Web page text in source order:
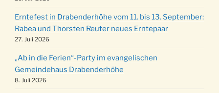
24.12.
Familiengottesdienst mit Krippenspiel im Ev.
Gemeindehaus um 15:00 Uhr
24.12. Familiengottesdienst in der FeG um 16 Uhr
24.12.
Weihnachtsgottesdienst in der Kirche um
15:00 Uhr
24.12.
Weihnachtsgottesdienst in der Kirche um
18:00 Uhr
Erntefest in Drabenderhöhe vom 11. bis 13. September:
Rabea und Thorsten Reuter neues Erntepaar
27. Juli 2026
„Ab in die Ferien“-Party im evangelischen
Gemeindehaus Drabenderhöhe
8. Juli 2026